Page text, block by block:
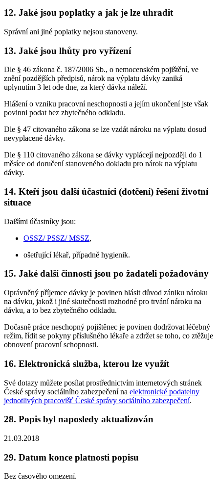
12. Jaké jsou poplatky a jak je lze uhradit
Správní ani jiné poplatky nejsou stanoveny.
13. Jaké jsou lhůty pro vyřízení
Dle § 46 zákona č. 187/2006 Sb., o nemocenském pojištění, ve
znění pozdějších předpisů, nárok na výplatu dávky zaniká
uplynutím 3 let ode dne, za který dávka náleží.
Hlášení o vzniku pracovní neschopnosti a jejím ukončení jste však
povinni podat bez zbytečného odkladu.
Dle § 47 citovaného zákona se lze vzdát nároku na výplatu dosud
nevyplacené dávky.
Dle § 110 citovaného zákona se dávky vyplácejí nejpozději do 1
měsíce od doručení stanoveného dokladu pro nárok na výplatu
dávky.
14. Kteří jsou další účastníci (dotčení) řešení životní
situace
Dalšími účastníky jsou:
OSSZ/ PSSZ/ MSSZ,
ošetřující lékař, případně hygienik.
15. Jaké další činnosti jsou po žadateli požadovány
Oprávněný příjemce dávky je povinen hlásit důvod zániku nároku
na dávku, jakož i jiné skutečnosti rozhodné pro trvání nároku na
dávku, a to bez zbytečného odkladu.
Dočasně práce neschopný pojištěnec je povinen dodržovat léčebný
režim, řídit se pokyny příslušného lékaře a zdržet se toho, co ztěžuje
obnovení pracovní schopnosti.
16. Elektronická služba, kterou lze využít
Své dotazy můžete posílat prostřednictvím internetových stránek
České správy sociálního zabezpečení na elektronické podatelny
jednotlivých pracovišť České správy sociálního zabezpečení.
28. Popis byl naposledy aktualizován
21.03.2018
29. Datum konce platnosti popisu
Bez časového omezení.